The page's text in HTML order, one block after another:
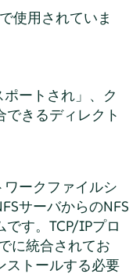
使用されていま
ートされ」、ク
できるディレクト
ークファイルシ
サーバからのNFS
す。TCP/IPプロ
に統合されてお
ストールする必要